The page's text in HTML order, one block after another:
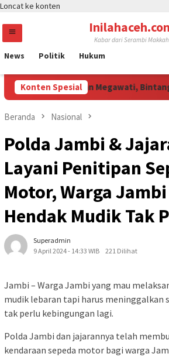
Loncat ke konten
Kabar dari Serambi Makkah
News Politik Hukum
Konten Spesial
Jali Curi Perhatian Megawati, Bintang
Beranda Nasional
Polda Jambi &
Layani Penitipan
Motor, Warga
Hendak Mudik Tak
Superadmin
9 April 2024 - 14:33 WIB
221 Dilihat
Jambi – Warga Jambi yang mau
mudik lebaran tapi harus meninggalkan
tak perlu kebingungan lagi.
Polda Jambi dan jajarannya telah
kendaraan sepeda motor bagi warga